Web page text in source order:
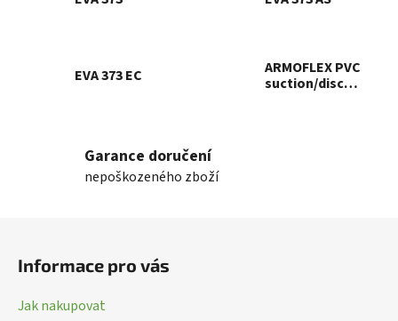
EVA 373 EC
ARMOFLEX PVC
suction/discharge
Garance doručení
nepoškozeného zboží
Informace pro vás
Jak nakupovat